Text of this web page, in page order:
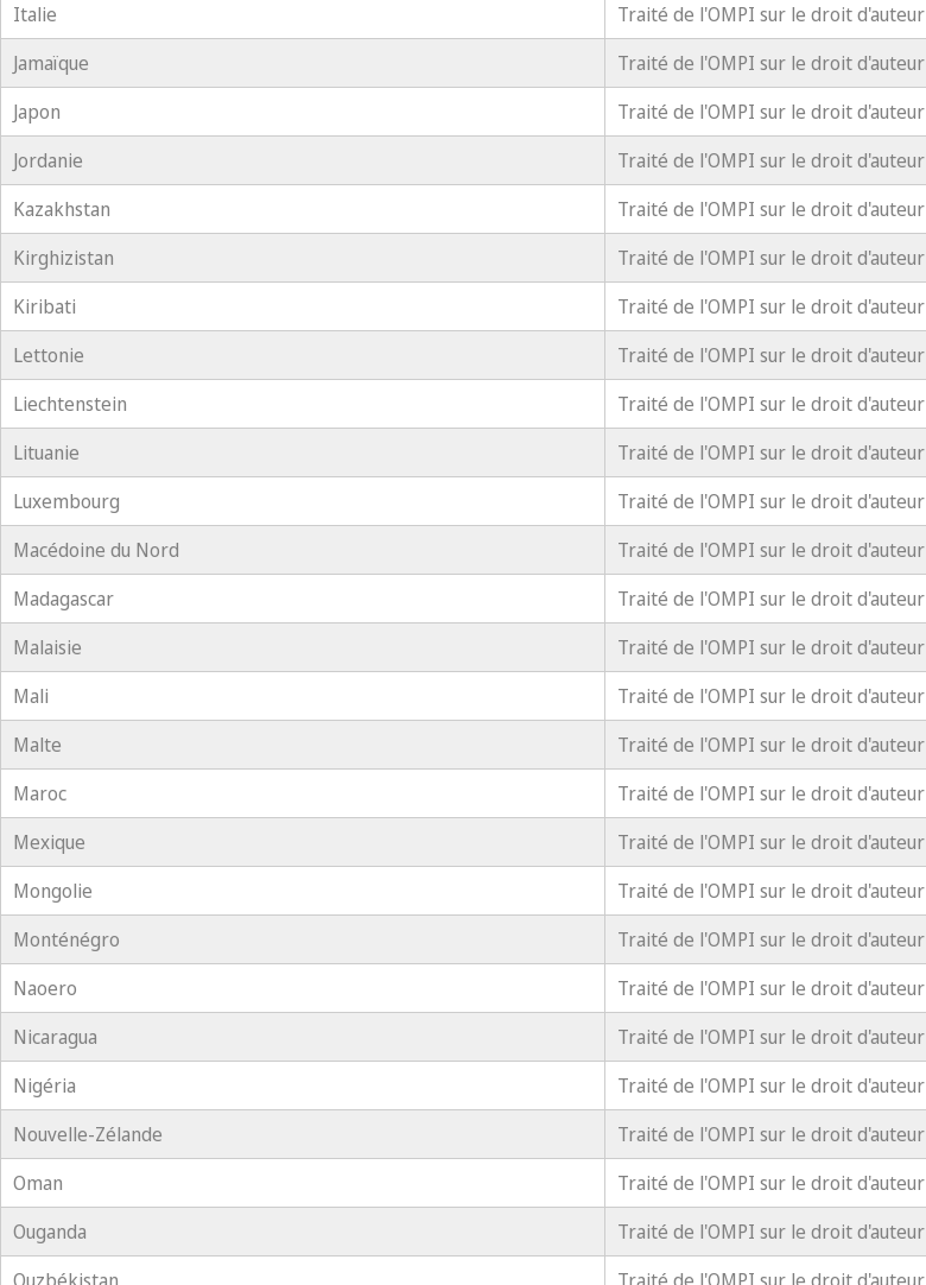
Italie
Traité de l'OMPI sur le droit d'auteur
Jamaïque
Traité de l'OMPI sur le droit d'auteur
Japon
Traité de l'OMPI sur le droit d'auteur
Jordanie
Traité de l'OMPI sur le droit d'auteur
Kazakhstan
Traité de l'OMPI sur le droit d'auteur
Kirghizistan
Traité de l'OMPI sur le droit d'auteur
Kiribati
Traité de l'OMPI sur le droit d'auteur
Lettonie
Traité de l'OMPI sur le droit d'auteur
Liechtenstein
Traité de l'OMPI sur le droit d'auteur
Lituanie
Traité de l'OMPI sur le droit d'auteur
Luxembourg
Traité de l'OMPI sur le droit d'auteur
Macédoine du Nord
Traité de l'OMPI sur le droit d'auteur
Madagascar
Traité de l'OMPI sur le droit d'auteur
Malaisie
Traité de l'OMPI sur le droit d'auteur
Mali
Traité de l'OMPI sur le droit d'auteur
Malte
Traité de l'OMPI sur le droit d'auteur
Maroc
Traité de l'OMPI sur le droit d'auteur
Mexique
Traité de l'OMPI sur le droit d'auteur
Mongolie
Traité de l'OMPI sur le droit d'auteur
Monténégro
Traité de l'OMPI sur le droit d'auteur
Naoero
Traité de l'OMPI sur le droit d'auteur
Nicaragua
Traité de l'OMPI sur le droit d'auteur
Nigéria
Traité de l'OMPI sur le droit d'auteur
Nouvelle-Zélande
Traité de l'OMPI sur le droit d'auteur
Oman
Traité de l'OMPI sur le droit d'auteur
Ouganda
Traité de l'OMPI sur le droit d'auteur